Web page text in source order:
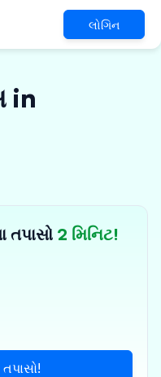
લોગિન
in
તપાસો 2 મિનિટ!